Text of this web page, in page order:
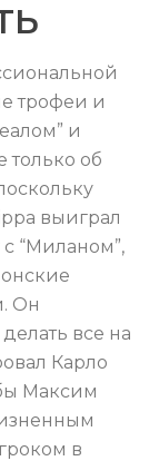
трофеи и
и
только об
выиграл
“Миланом”,
Он
все на
Карло
Максим
в